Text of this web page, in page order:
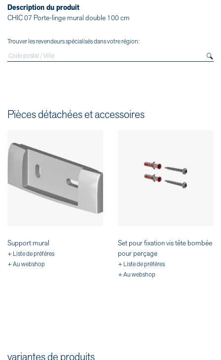
Description du produit
CHIC 07 Porte-linge mural double 100 cm
Trouver les revendeurs spécialisés dans votre région:
Pièces détachées et accessoires
Support mural
+ Liste de préféres
+ Au webshop
Set pour fixation vis tête bombée
pour perçage
+ Liste de préféres
+ Au webshop